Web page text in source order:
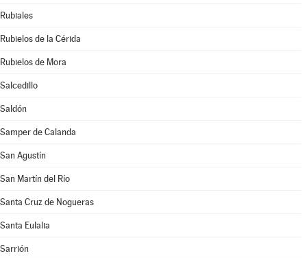
Rubiales
Rubielos de la Cérida
Rubielos de Mora
Salcedillo
Saldón
Samper de Calanda
San Agustín
San Martín del Río
Santa Cruz de Nogueras
Santa Eulalia
Sarrión